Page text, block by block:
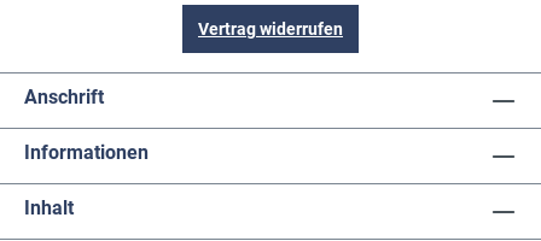
Vertrag widerrufen
Anschrift
Informationen
Inhalt